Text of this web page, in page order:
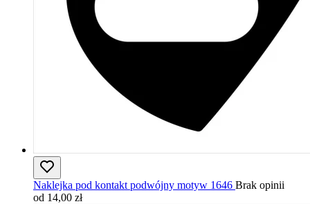
Naklejka pod kontakt podwójny motyw 1646 Brak opinii
od 14,00 zł